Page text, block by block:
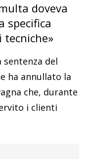
doveva
specifica
tecniche»
sentenza del
ha annullato la
che, durante
i clienti